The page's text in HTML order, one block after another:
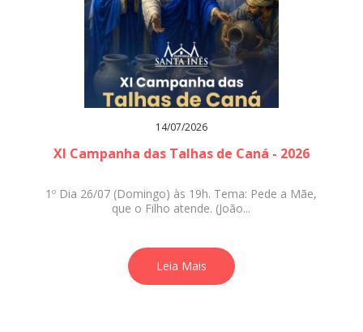
14/07/2026
XI Campanha das Talhas de Caná - 2026
1º Dia 26/07 (Domingo) às 19h. Tema: Pede a Mãe,
que o Filho atende. (João...
Leia Mais